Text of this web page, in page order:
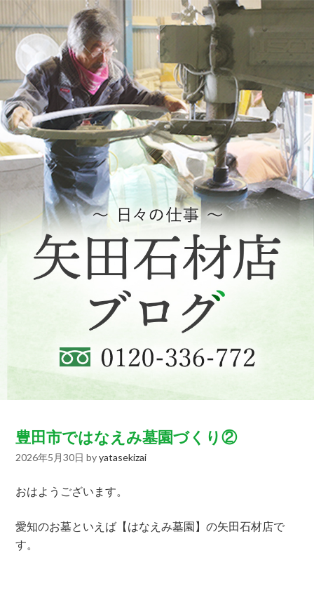
豊田市ではなえみ墓園づくり②
2026年5月30日 byyatasekizai
おはようございます。
愛知のお墓といえば【はなえみ墓園】の矢田石材店で
す。